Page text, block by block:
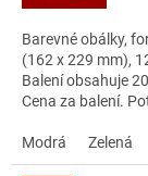
Barevné obálky,
(162 x 229 mm),
Balení obsahuje
Cena za balení.
obálky?
Modrá Zelená